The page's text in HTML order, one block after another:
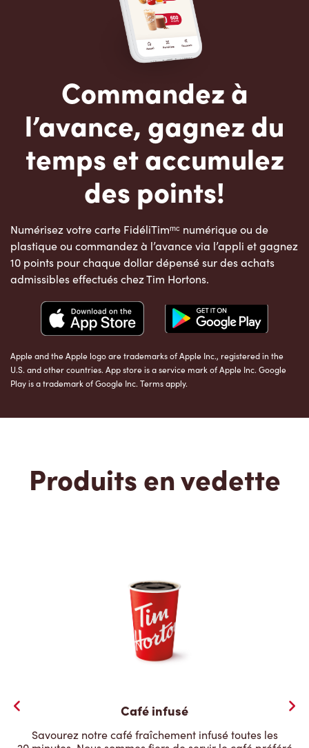
Commandez à
l’avance, gagnez du
temps et accumulez
des points!
Numérisez votre carte FidéliTimᵐᶜ numérique ou de
plastique ou commandez à l’avance via l’appli et gagnez
10 points pour chaque dollar dépensé sur des achats
admissibles effectués chez Tim Hortons.
Apple and the Apple logo are trademarks of Apple Inc., registered in the
U.S. and other countries. App store is a service mark of Apple Inc. Google
Play is a trademark of Google Inc. Terms apply.
Produits en vedette
Café infusé
Savourez notre café fraîchement infusé toutes les